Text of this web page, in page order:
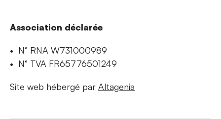
Association déclarée
N° RNA W731000989
N° TVA FR65776501249
Site web hébergé par Altagenia